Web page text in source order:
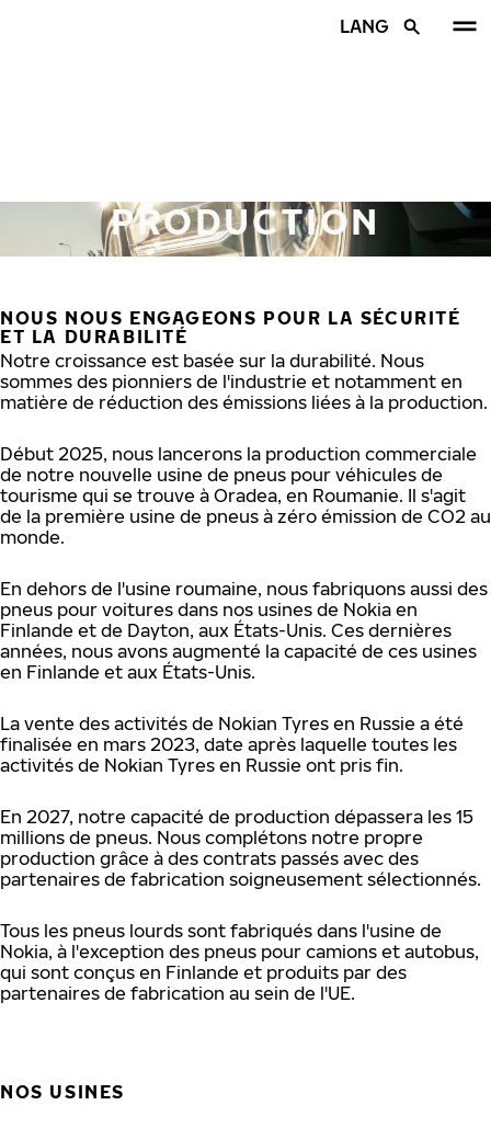
LANG
PRODUCTION
NOUS NOUS ENGAGEONS POUR LA SÉCURITÉ
ET LA DURABILITÉ
Notre croissance est basée sur la durabilité. Nous
sommes des pionniers de l'industrie et notamment en
matière de réduction des émissions liées à la production.
Début 2025, nous lancerons la production commerciale
de notre nouvelle usine de pneus pour véhicules de
tourisme qui se trouve à Oradea, en Roumanie. Il s'agit
de la première usine de pneus à zéro émission de CO2 au
monde.
En dehors de l'usine roumaine, nous fabriquons aussi des
pneus pour voitures dans nos usines de Nokia en
Finlande et de Dayton, aux États-Unis. Ces dernières
années, nous avons augmenté la capacité de ces usines
en Finlande et aux États-Unis.
La vente des activités de Nokian Tyres en Russie a été
finalisée en mars 2023, date après laquelle toutes les
activités de Nokian Tyres en Russie ont pris fin.
En 2027, notre capacité de production dépassera les 15
millions de pneus. Nous complétons notre propre
production grâce à des contrats passés avec des
partenaires de fabrication soigneusement sélectionnés.
Tous les pneus lourds sont fabriqués dans l'usine de
Nokia, à l'exception des pneus pour camions et autobus,
qui sont conçus en Finlande et produits par des
partenaires de fabrication au sein de l'UE.
NOS USINES